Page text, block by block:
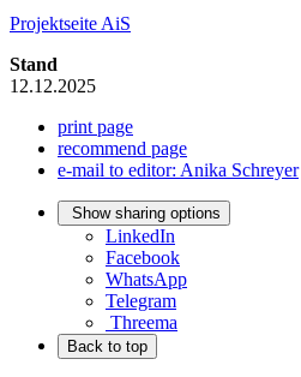
Projektseite AiS
Stand
12.12.2025
print page
recommend page
e-mail to editor: Anika Schreyer
Show sharing options
LinkedIn
Facebook
WhatsApp
Telegram
Threema
Back to top